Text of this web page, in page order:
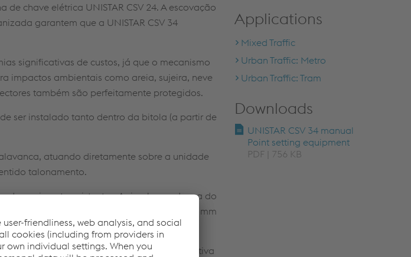
chave elétrica UNISTAR CSV 24. A escovação
garantem que a UNISTAR CSV 34
significativas de custos, já que o mecanismo
impactos ambientais como areia, sujeira, neve
também são perfeitamente protegidos.
ser instalado tanto dentro da bitola (a partir de
atuando diretamente sobre a unidade
talonamento.
de pavimento existentes. A simples mudança do
um componente. O trhow máximo é de 80 mm
ajustáveis. Sua estrutura autoexplicativa
Applications
Mixed Traffic
Urban Traffic: Metro
Urban Traffic: Tram
Downloads
UNISTAR CSV 34 manual
Point setting equipment
PDF | 756 KB